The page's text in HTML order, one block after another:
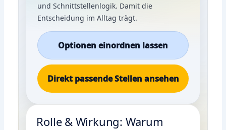
und Schnittstellenlogik. Damit die
Entscheidung im Alltag trägt.
Optionen einordnen lassen
Direkt passende Stellen ansehen
Rolle & Wirkung: Warum